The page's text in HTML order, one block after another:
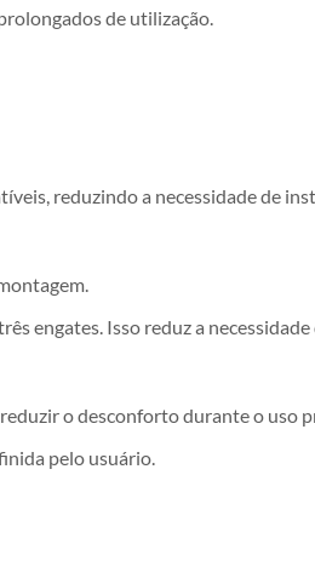
de utilização.
reduzindo a necessidade de
engates. Isso reduz a necessidade
o desconforto durante o uso
pelo usuário.